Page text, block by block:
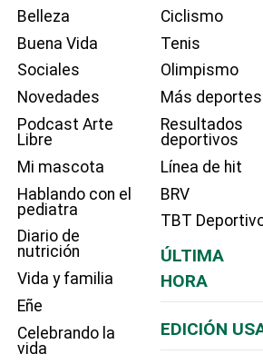
Belleza
Buena Vida
Sociales
Novedades
Podcast Arte
Libre
Mi mascota
Hablando con el
pediatra
Diario de
nutrición
Vida y familia
Eñe
Celebrando la
vida
Ciclismo
Tenis
Olimpismo
Más deportes
Resultados
deportivos
Línea de hit
BRV
TBT
ÚLTIMA
HORA
EDICIÓN